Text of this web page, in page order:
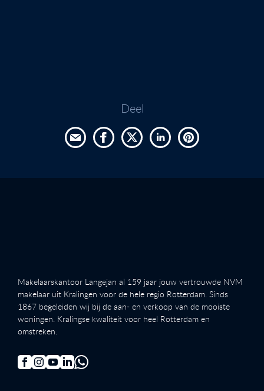
Deel
Makelaarskantoor Langejan al 159 jaar jouw vertrouwde NVM
makelaar uit Kralingen voor de hele regio Rotterdam. Sinds
1867 begeleiden wij bij de aan- en verkoop van de mooiste
woningen. Kralingse kwaliteit voor heel Rotterdam en
omstreken.